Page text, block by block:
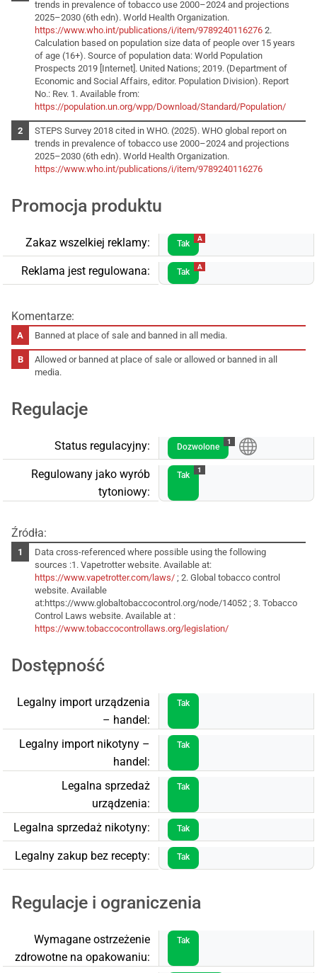
trends in prevalence of tobacco use 2000–2024 and projections
2025–2030 (6th edn). World Health Organization.
https://www.who.int/publications/i/item/9789240116276 2.
Calculation based on population size data of people over 15 years
of age (16+). Source of population data: World Population
Prospects 2019 [Internet]. United Nations; 2019. (Department of
Economic and Social Affairs, editor. Population Division). Report
No.: Rev. 1. Available from:
https://population.un.org/wpp/Download/Standard/Population/
STEPS Survey 2018 cited in WHO. (2025). WHO global report on
trends in prevalence of tobacco use 2000–2024 and projections
2025–2030 (6th edn). World Health Organization.
https://www.who.int/publications/i/item/9789240116276
Promocja produktu
Zakaz wszelkiej reklamy: Tak
A
Reklama jest regulowana: Tak
A
Komentarze:
Banned at place of sale and banned in all media.
Allowed or banned at place of sale or allowed or banned in all
media.
Regulacje
Status regulacyjny: Dozwolone
1
Regulowany jako wyrób
tytoniowy:
Tak
1
Źródła:
Data cross-referenced where possible using the following
sources :1. Vapetrotter website. Available at:
https://www.vapetrotter.com/laws/ ; 2. Global tobacco control
website. Available
at:https://www.globaltobaccocontrol.org/node/14052 ; 3. Tobacco
Control Laws website. Available at :
https://www.tobaccocontrollaws.org/legislation/
Dostępność
Legalny import urządzenia
– handel:
Tak
Legalny import nikotyny –
handel:
Tak
Legalna sprzedaż
urządzenia:
Tak
Legalna sprzedaż nikotyny: Tak
Legalny zakup bez recepty: Tak
Regulacje i ograniczenia
Wymagane ostrzeżenie
zdrowotne na opakowaniu:
Tak